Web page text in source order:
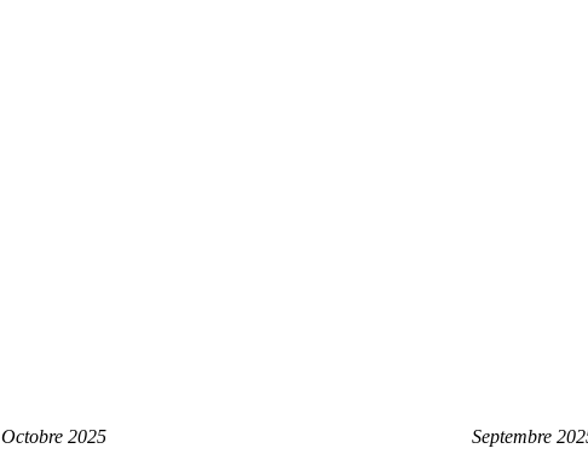
Octobre 2025 Septembre